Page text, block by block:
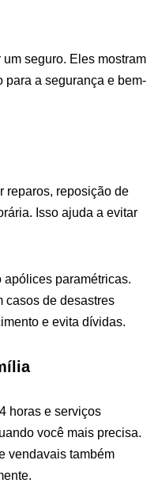
seguro. Eles mostram
para a segurança e bem-
reparos, reposição de
Isso ajuda a evitar
apólices paramétricas.
casos de desastres
e evita dívidas.
horas e serviços
você mais precisa.
vendavais também